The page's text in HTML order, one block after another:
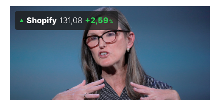
BO-Musterdepots
Shopify 131,08 +2,59 %